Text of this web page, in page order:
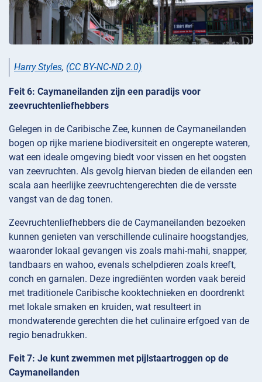
Harry Styles, (CC BY-NC-ND 2.0)
Feit 6: Caymaneilanden zijn een paradijs voor
zeevruchtenliefhebbers
Gelegen in de Caribische Zee, kunnen de Caymaneilanden
bogen op rijke mariene biodiversiteit en ongerepte wateren,
wat een ideale omgeving biedt voor vissen en het oogsten
van zeevruchten. Als gevolg hiervan bieden de eilanden een
scala aan heerlijke zeevruchtengerechten die de versste
vangst van de dag tonen.
Zeevruchtenliefhebbers die de Caymaneilanden bezoeken
kunnen genieten van verschillende culinaire hoogstandjes,
waaronder lokaal gevangen vis zoals mahi-mahi, snapper,
tandbaars en wahoo, evenals schelpdieren zoals kreeft,
conch en garnalen. Deze ingrediënten worden vaak bereid
met traditionele Caribische kooktechnieken en doordrenkt
met lokale smaken en kruiden, wat resulteert in
mondwaterende gerechten die het culinaire erfgoed van de
regio benadrukken.
Feit 7: Je kunt zwemmen met pijlstaartroggen op de
Caymaneilanden